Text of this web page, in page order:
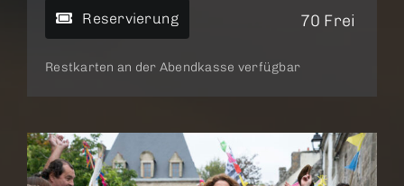
Reservierung 70 Frei
Restkarten an der Abendkasse verfügbar